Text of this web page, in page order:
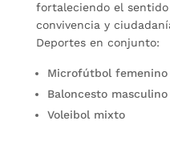
fortaleciendo el
convivencia y
Deportes en conjunto:
Microfútbol femenino
Baloncesto
Voleibol mixto